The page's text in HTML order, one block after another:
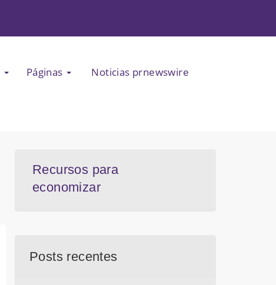
Páginas Noticias prnewswire
Recursos para
economizar
Posts recentes